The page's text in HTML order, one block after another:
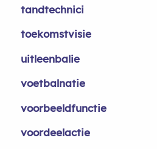
tandtechnici
toekomstvisie
uitleenbalie
voetbalnatie
voorbeeldfunctie
voordeelactie